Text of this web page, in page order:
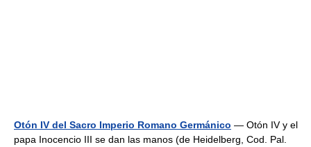
Otón IV del Sacro Imperio Romano Germánico — Otón IV y el
papa Inocencio III se dan las manos (de Heidelberg, Cod. Pal.